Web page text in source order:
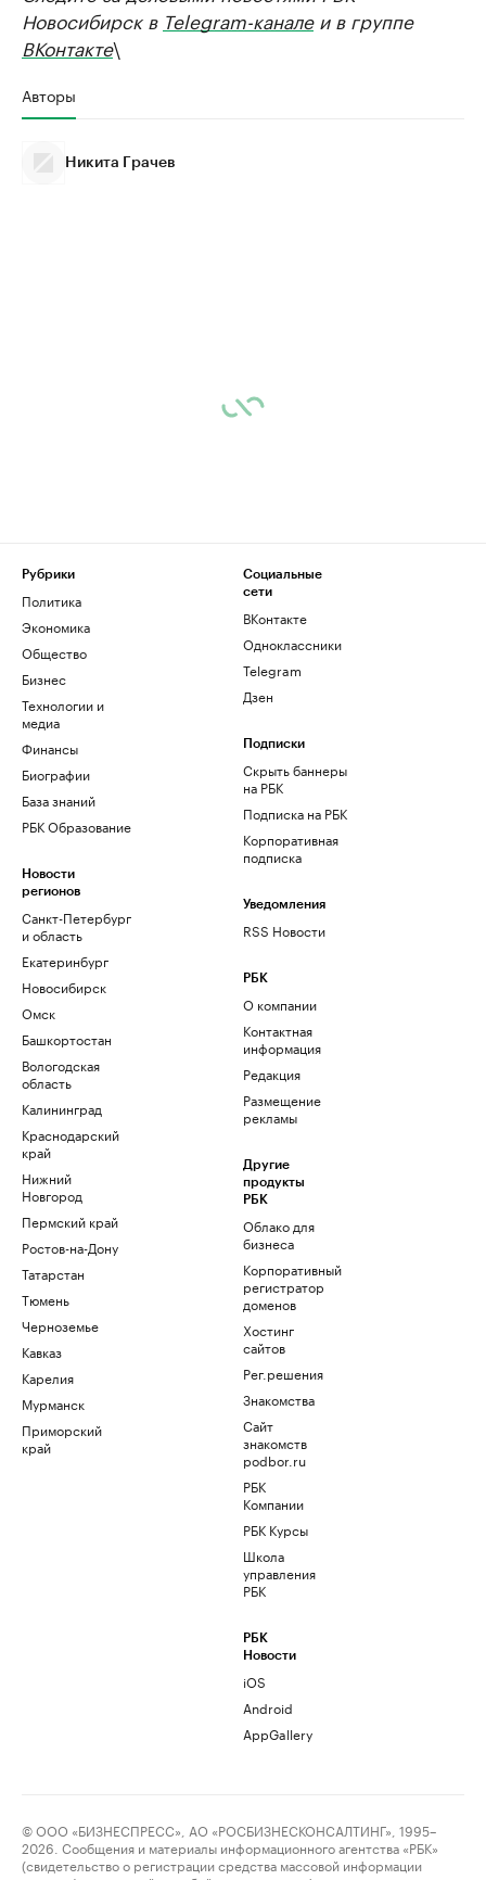
Новосибирск в Telegram-каналеи в группе
ВКонтакте\
Авторы
Никита Грачев
Рубрики
Политика
Экономика
Общество
Бизнес
Технологии и
медиа
Финансы
Биографии
База знаний
РБК Образование
Новости
регионов
Санкт-Петербург
и область
Екатеринбург
Новосибирск
Омск
Башкортостан
Вологодская
область
Калининград
Краснодарский
край
Нижний
Новгород
Пермский край
Ростов-на-Дону
Татарстан
Тюмень
Черноземье
Кавказ
Карелия
Мурманск
Приморский
край
Социальные
сети
ВКонтакте
Одноклассники
Telegram
Дзен
Подписки
Скрыть баннеры
на РБК
Подписка на РБК
Корпоративная
подписка
Уведомления
RSS Новости
РБК
О компании
Контактная
информация
Редакция
Размещение
рекламы
Другие
продукты
РБК
Облако для
бизнеса
Корпоративный
регистратор
доменов
Хостинг
сайтов
Рег.решения
Знакомства
Сайт
знакомств
podbor.ru
РБК
Компании
РБК Курсы
Школа
управления
РБК
РБК
Новости
iOS
Android
AppGallery
© ООО «БИЗНЕСПРЕСС», АО «РОСБИЗНЕСКОНСАЛТИНГ», 1995–
2026. Сообщения и материалы информационного агентства «РБК»
(свидетельство о регистрации средства массовой информации